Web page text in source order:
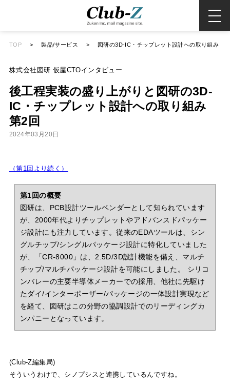
TOP > 製品/サービス > 図研の3D-IC・チップレット設計への取り組み
株式会社図研 仮屋CTOインタビュー
後工程実装の盛り上がりと図研の3D-
IC・チップレット設計への取り組み
第2回
2024年03月20日
（第1回より続く）
第1回の概要
図研は、PCB設計ツールベンダーとして知られています
が、2000年代よりチップレットやアドバンスドパッケー
ジ設計にも注力しています。従来のEDAツールは、シン
グルチップ/シングルパッケージ設計に特化していました
が、「CR-8000」は、2.5D/3D設計機能を備え、マルチ
チップ/マルチパッケージ設計を可能にしました。 シリコ
ンバレーの主要半導体メーカーでの採用、他社に先駆け
たダイ/インターポーザー/パッケージの一体設計実現など
を経て、図研はこの分野の協調設計でのリーディングカ
ンパニーとなっています。
(Club-Z編集局)
そういうわけで、シノプシスと連携しているんですね。